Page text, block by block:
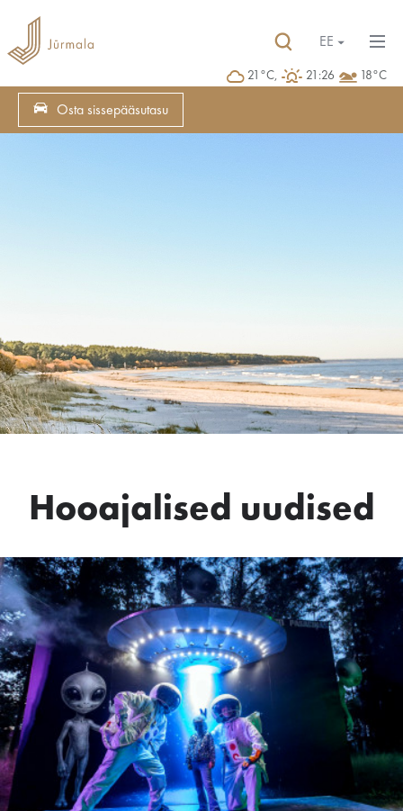
21°C, 21:26 18°C
EE
Osta sissepääsutasu
Hooajalised uudised